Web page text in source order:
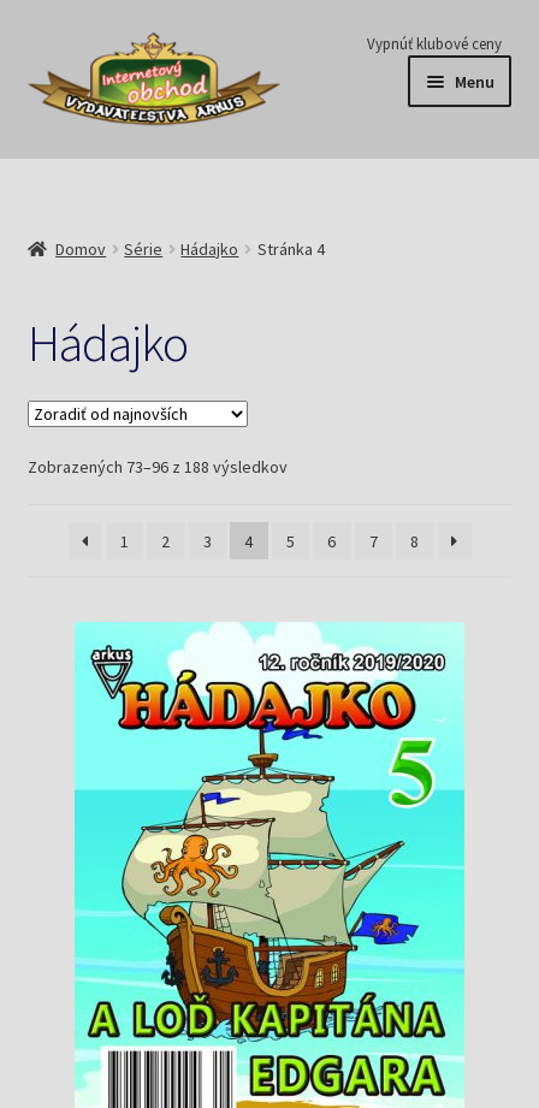
Preskočiť
navigáciu
Preskočiť
obsah
Vypnúť klubové ceny
Menu
Série
Predplatné
Pripravujeme
Pre školy
Knižný klub
Domov Série Hádajko Stránka 4
Hádajko
Zobrazených 73–96 z 188 výsledkovZoradené
1
2 3 4 5 6 7 8